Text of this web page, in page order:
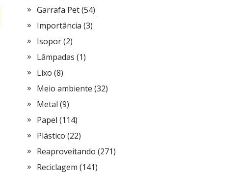
Garrafa Pet(54)
Importância (3)
Isopor(2)
Lâmpadas (1)
Lixo (8)
Meio ambiente (32)
Metal (9)
Papel (114)
Plástico (22)
Reaproveitando (271)
Reciclagem (141)